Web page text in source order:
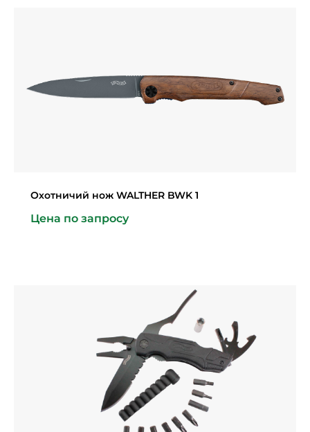
Охотничий нож WALTHER BWK 1
Цена по запросу